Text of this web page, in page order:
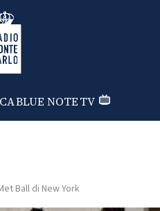
Radio Monte Carlo
BLUE NOTETV
Ball di New York